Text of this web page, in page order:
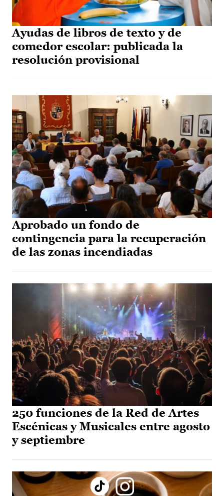
Ayudas de libros de texto y de
comedor escolar: publicada la
resolución provisional
Aprobado un fondo de
contingencia para la recuperación
de las zonas incendiadas
250 funciones de la Red de Artes
Escénicas y Musicales entre agosto
y septiembre